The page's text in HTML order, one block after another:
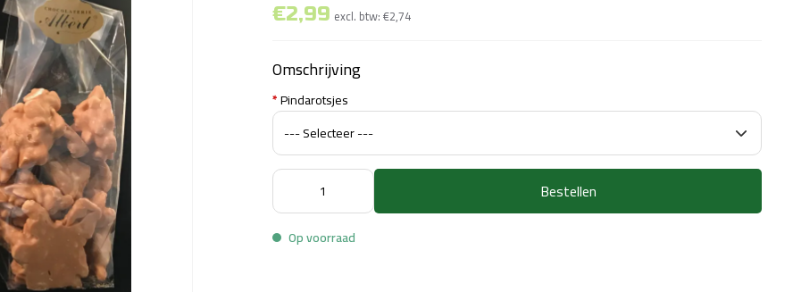
€2,99 excl. btw:€2,74
Omschrijving
*Pindarotsjes
Bestellen
Op voorraad